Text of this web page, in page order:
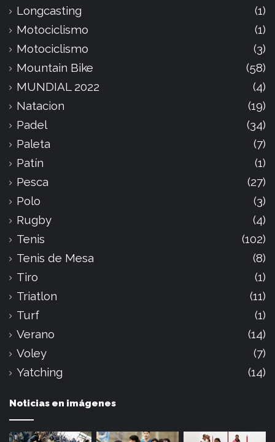
Longcasting
(1)
Motociclismo
(1)
Motociclismo
(3)
Mountain Bike
(58)
MUNDIAL 2022
(4)
Natacion
(19)
Padel
(34)
Paleta
(7)
Patín
(1)
Pesca
(27)
Polo
(3)
Rugby
(4)
Tenis
(102)
Tenis de Mesa
(8)
Tiro
(1)
Triatlon
(11)
Turf
(1)
Verano
(14)
Voley
(7)
Yatching
(14)
Noticias en imágenes